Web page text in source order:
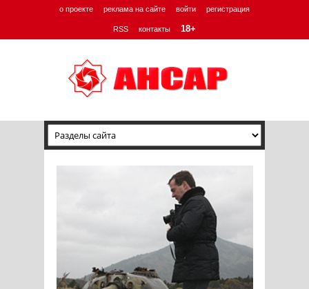
о проекте реклама на сайте войти регистрация
RSS контакты 18+